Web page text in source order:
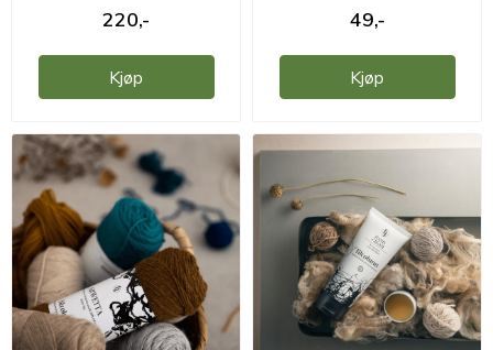
220,-
Kjøp
49,-
Kjøp